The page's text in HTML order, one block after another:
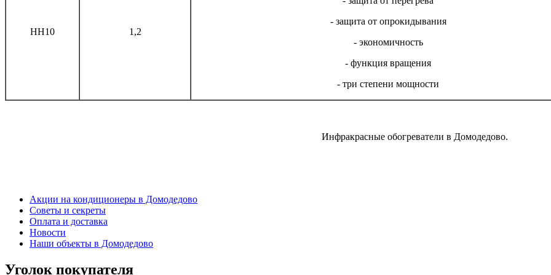
HH10 1,2
- защита от опрокидывания
- экономичность
- функция вращения
- три степени мощности
Инфракрасные обогреватели в Домодедово.
Акции на кондиционеры в Домодедово
Советы и секреты
Оплата и доставка
Новости
Наши объекты в Домодедово
Уголок покупателя